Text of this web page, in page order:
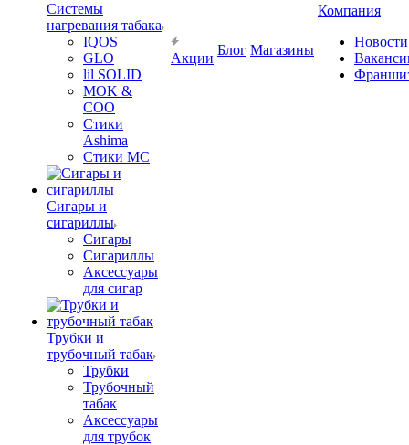
Системы
нагревания табака
IQOS
GLO
lil SOLID
MOK &
COO
Стики
Ashima
Стики MC
Сигары и
сигариллы
Сигары
Сигариллы
Аксессуары
для сигар
Трубки и
трубочный табак
Трубки
Трубочный
табак
Аксессуары
для трубок
Акции
Блог Магазины
Компания
Новости